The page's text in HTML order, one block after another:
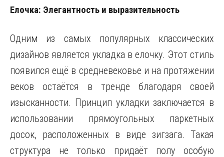
Елочка: Элегантность и выразительность
Одним из самых популярных классических
дизайнов является укладка в елочку. Этот стиль
появился ещё в средневековье и на протяжении
веков остаётся в тренде благодаря своей
изысканности. Принцип укладки заключается в
использовании прямоугольных паркетных
досок, расположенных в виде зигзага. Такая
структура не только придаёт полу особую